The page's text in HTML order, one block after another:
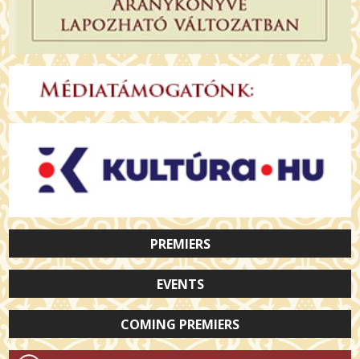
PREMIERS
EVENTS
COMING PREMIERS